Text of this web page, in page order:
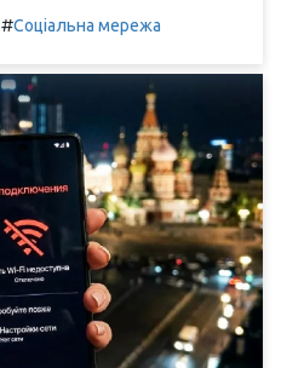
#Соціальна мережа